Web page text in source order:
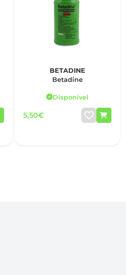
BETADINE
Betadine
Disponível
5,50€